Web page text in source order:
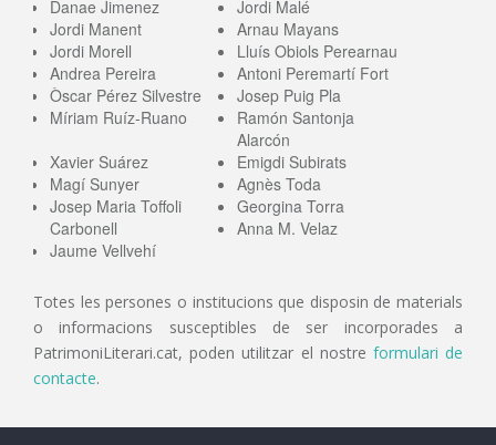
Danae Jimenez
Jordi Malé
Jordi Manent
Arnau Mayans
Jordi Morell
Lluís Obiols Perearnau
Andrea Pereira
Antoni Peremartí Fort
Òscar Pérez Silvestre
Josep Puig Pla
Míriam Ruíz-Ruano
Ramón Santonja
Alarcón
Xavier Suárez
Emigdi Subirats
Magí Sunyer
Agnès Toda
Josep Maria Toffoli
Carbonell
Georgina Torra
Anna M. Velaz
Jaume Vellvehí
Totes les persones o institucions que disposin de materials
o informacions susceptibles de ser incorporades a
PatrimoniLiterari.cat, poden utilitzar el nostre formulari de
contacte.